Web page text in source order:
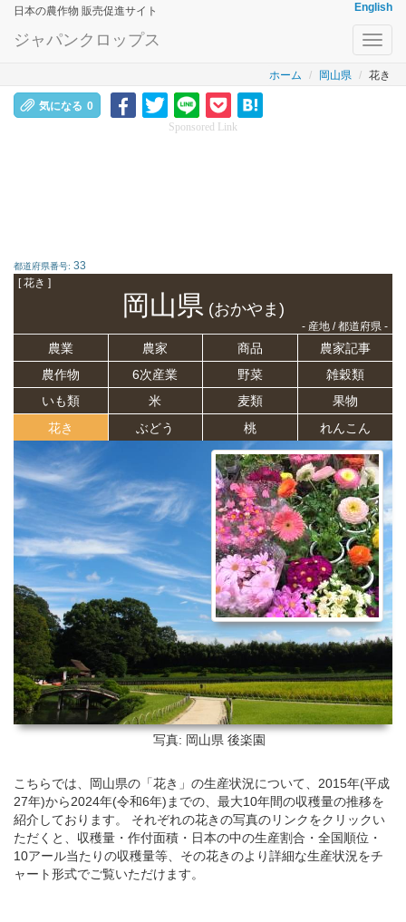
日本の農作物 販売促進サイト English
ジャパンクロップス
ホーム 岡山県 花き
気になる 0
Sponsored Link
都道府県番号: 33
[ 花き ]
岡山県(おかやま)
- 産地 / 都道府県 -
農業 農家 商品
農家記事
農作物
6次産業 野菜
雑穀類
いも類
米 麦類
果物
花き
ぶどう 桃 れんこん
写真: 岡山県 後楽園
こちらでは、岡山県の「花き」の生産状況について、2015年(平成
27年)から2024年(令和6年)までの、最大10年間の収穫量の推移を
紹介しております。 それぞれの花きの写真のリンクをクリックい
ただくと、収穫量・作付面積・日本の中の生産割合・全国順位・
10アール当たりの収穫量等、その花きのより詳細な生産状況をチ
ャート形式でご覧いただけます。